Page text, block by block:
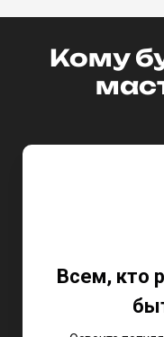
Кому
Всем, кто